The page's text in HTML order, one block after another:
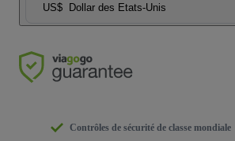
US$ Dollar des Etats-Unis
Contrôles de sécurité de classe mondiale